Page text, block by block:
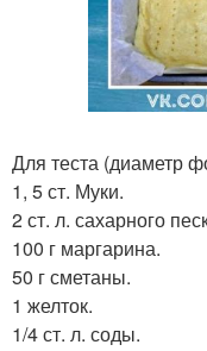
Для теста (диаметр
1, 5 ст. Муки.
2 ст. л. сахарного
100 г маргарина.
50 г сметаны.
1 желток.
1/4 ст. л. соды.